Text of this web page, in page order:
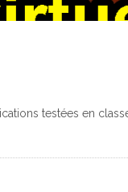
testées en